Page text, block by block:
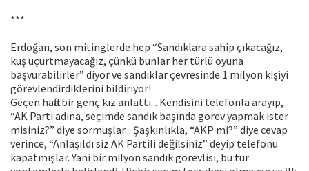
***
Erdoğan, son mitinglerde hep “Sandıklara sahip çıkacağız,
kuş uçurtmayacağız, çünkü bunlar her türlü oyuna
başvurabilirler” diyor ve sandıklar çevresinde 1 milyon kişiyi
görevlendirdiklerini bildiriyor!
Geçen hafta bir genç kız anlattı... Kendisini telefonla arayıp,
“AK Parti adına, seçimde sandık başında görev yapmak ister
misiniz?” diye sormuşlar... Şaşkınlıkla, “AKP mi?” diye cevap
verince, “Anlaşıldı siz AK Partili değilsiniz” deyip telefonu
kapatmışlar. Yani bir milyon sandık görevlisi, bu tür